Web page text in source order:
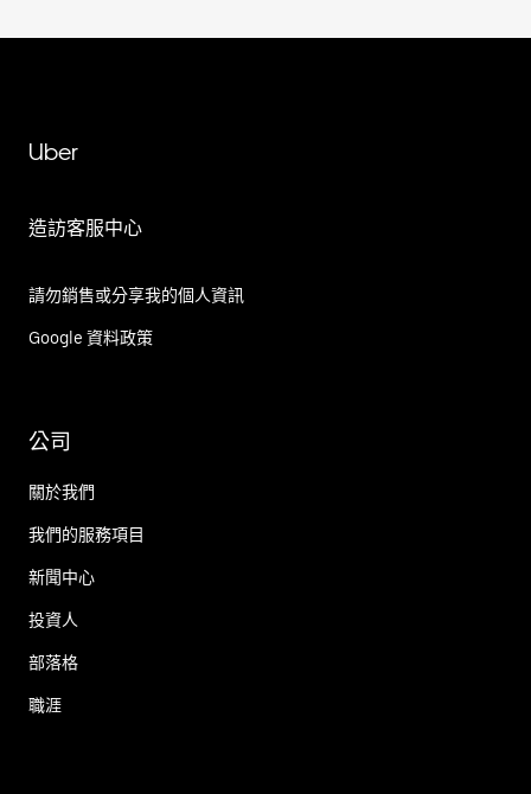
Uber
造訪客服中心
請勿銷售或分享我的個人資訊
Google 資料政策
公司
關於我們
我們的服務項目
新聞中心
投資人
部落格
職涯